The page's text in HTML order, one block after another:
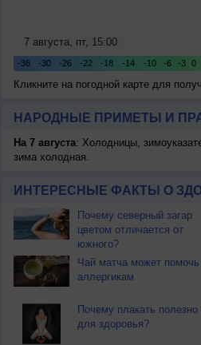
Кликните на погодной карте для
НАРОДНЫЕ ПРИМЕТЫ И
На 7 августа: Холодницы,
зима холодная.
ИНТЕРЕСНЫЕ ФАКТЫ О
Почему северный загар
цветом отличается от
южного?
Чай матча может помочь
аллергикам
Почему плакать полезно
для здоровья?